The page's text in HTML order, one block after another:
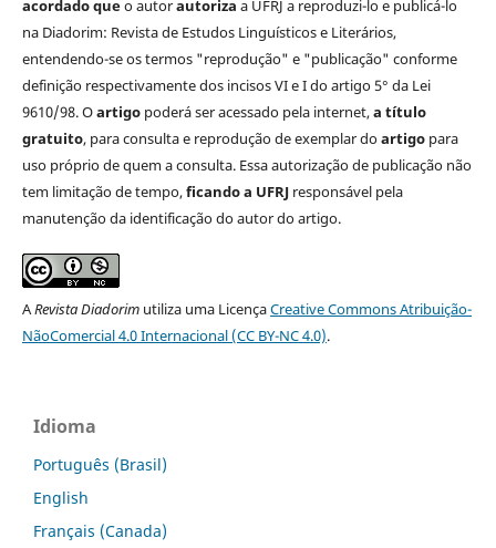
acordado queo autorautoriza a UFRJ a reproduzi-lo e publicá-lo
na Diadorim: Revista de Estudos Linguísticos e Literários,
entendendo-se os termos "reprodução" e "publicação" conforme
definição respectivamente dos incisos VI e I do artigo 5° da Lei
9610/98. Oartigopoderá ser acessado pela internet,a título
gratuito, para consulta e reprodução de exemplar doartigopara
uso próprio de quem a consulta. Essa autorização de publicação não
tem limitação de tempo,ficando a UFRJresponsável pela
manutenção da identificação do autor do artigo.
ARevista Diadorimutiliza uma LicençaCreative Commons Atribuição-
NãoComercial 4.0 Internacional (CC BY-NC 4.0).
Idioma
Português (Brasil)
English
Français (Canada)